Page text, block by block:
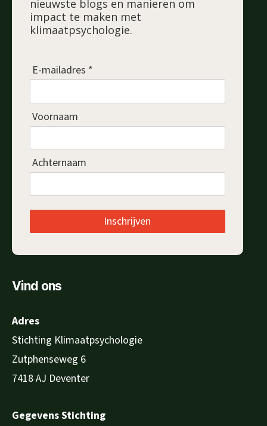
nieuwste blogs en manieren om
impact te maken met
klimaatpsychologie.
E-mailadres *
Voornaam
Achternaam
Inschrijven
Vind ons
Adres
Stichting Klimaatpsychologie
Zutphenseweg 6
7418 AJ Deventer
Gegevens Stichting